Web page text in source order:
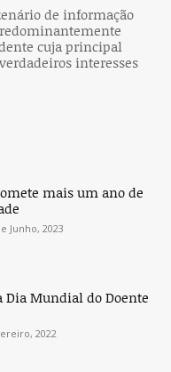
de informação
cuja principal
interesses
mais um ano de
Junho, 2023
Dia Mundial do Doente
2022